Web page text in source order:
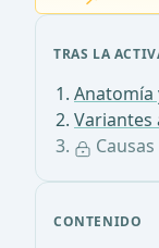
CONTENIDO
TRAS LA
Anatomía
Variantes